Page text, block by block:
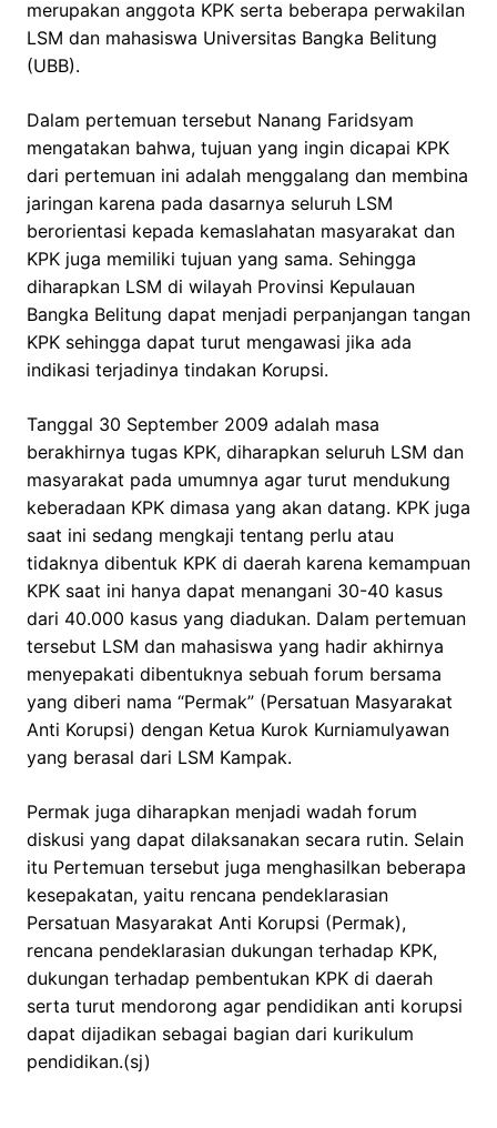
merupakan anggota KPK serta beberapa perwakilan
LSM dan mahasiswa Universitas Bangka Belitung
(UBB).
Dalam pertemuan tersebut Nanang Faridsyam
mengatakan bahwa, tujuan yang ingin dicapai KPK
dari pertemuan ini adalah menggalang dan membina
jaringan karena pada dasarnya seluruh LSM
berorientasi kepada kemaslahatan masyarakat dan
KPK juga memiliki tujuan yang sama. Sehingga
diharapkan LSM di wilayah Provinsi Kepulauan
Bangka Belitung dapat menjadi perpanjangan tangan
KPK sehingga dapat turut mengawasi jika ada
indikasi terjadinya tindakan Korupsi.
Tanggal 30 September 2009 adalah masa
berakhirnya tugas KPK, diharapkan seluruh LSM dan
masyarakat pada umumnya agar turut mendukung
keberadaan KPK dimasa yang akan datang. KPK juga
saat ini sedang mengkaji tentang perlu atau
tidaknya dibentuk KPK di daerah karena kemampuan
KPK saat ini hanya dapat menangani 30-40 kasus
dari 40.000 kasus yang diadukan. Dalam pertemuan
tersebut LSM dan mahasiswa yang hadir akhirnya
menyepakati dibentuknya sebuah forum bersama
yang diberi nama “Permak” (Persatuan Masyarakat
Anti Korupsi) dengan Ketua Kurok Kurniamulyawan
yang berasal dari LSM Kampak.
Permak juga diharapkan menjadi wadah forum
diskusi yang dapat dilaksanakan secara rutin. Selain
itu Pertemuan tersebut juga menghasilkan beberapa
kesepakatan, yaitu rencana pendeklarasian
Persatuan Masyarakat Anti Korupsi (Permak),
rencana pendeklarasian dukungan terhadap KPK,
dukungan terhadap pembentukan KPK di daerah
serta turut mendorong agar pendidikan anti korupsi
dapat dijadikan sebagai bagian dari kurikulum
pendidikan.(sj)